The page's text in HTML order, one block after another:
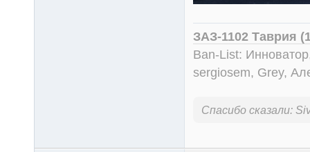
ЗАЗ-1102 Таврия
Ban-List:
sergiosem, Grey,
Спасибо сказали: